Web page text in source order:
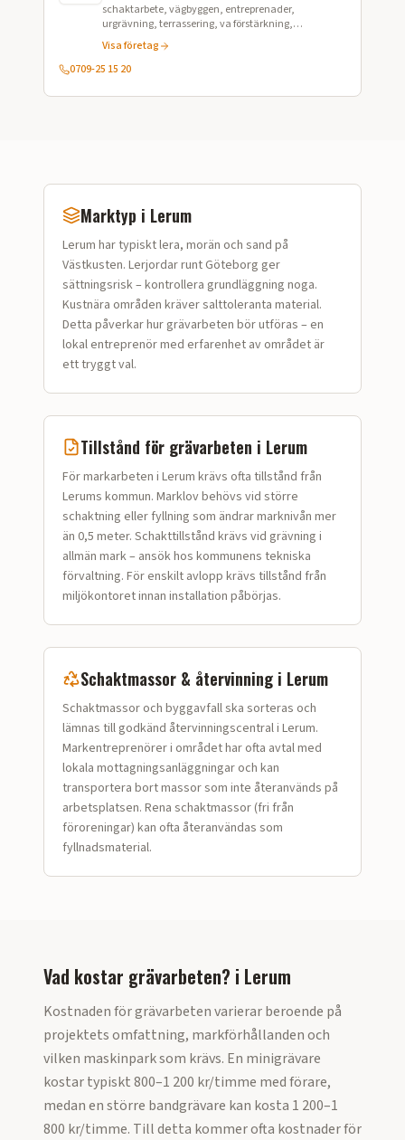
schaktarbete, vägbyggen, entreprenader,
urgrävning, terrassering, va förstärkning,
omläggning av VA, avbaning, avtäckning,
grundläggningarbeten, vägarbeten, marksanering
Visa företag
0709-25 15 20
Marktyp i Lerum
Lerum har typisktlera, morän och sand på
Västkusten. Lerjordar runt Göteborg ger
sättningsrisk – kontrollera grundläggning noga.
Kustnära områden kräver salttoleranta material.
Detta påverkar hur grävarbeten bör utföras – en
lokal entreprenör med erfarenhet av området är
ett tryggt val.
Tillstånd för grävarbeten i Lerum
För markarbeten i Lerum krävs ofta tillstånd från
Lerums kommun. Marklov behövs vid större
schaktning eller fyllning som ändrar marknivån mer
än 0,5 meter. Schakttillstånd krävs vid grävning i
allmän mark – ansök hos kommunens tekniska
förvaltning. För enskilt avlopp krävs tillstånd från
miljökontoret innan installation påbörjas.
Schaktmassor & återvinning i Lerum
Schaktmassor och bygg­avfall ska sorteras och
lämnas till godkänd återvinningscentral i Lerum.
Markentreprenörer i området har ofta avtal med
lokala mottagningsanläggningar och kan
transportera bort massor som inte återanvänds på
arbetsplatsen. Rena schaktmassor (fri från
föroreningar) kan ofta återanvändas som
fyllnadsmaterial.
Vad kostar grävarbeten? i Lerum
Kostnaden för grävarbeten varierar beroende på
projektets omfattning, markförhållanden och
vilken maskinpark som krävs. En minigrävare
kostar typiskt 800–1 200 kr/timme med förare,
medan en större bandgrävare kan kosta 1 200–1
800 kr/timme. Till detta kommer ofta kostnader för